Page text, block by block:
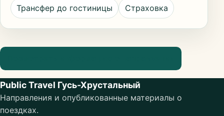
Трансфер до гостиницы Страховка
Public Travel Гусь-Хрустальный
Направления и опубликованные материалы о
поездках.